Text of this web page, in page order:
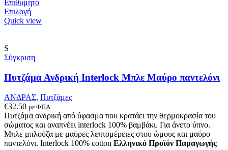
Επιθυμητό
ΕπιλογήΑυτό
το
παραλλαγές.
επιλογές
μπορούν
να
επιλεγούν
στη
σελίδα
του
προϊόντος
Quick view
S
Σύγκριση
Πυτζάμα Ανδρική Interlock Μπλε Μαύρο παντελόνι
ΑΝΔΡΑΣ, Πυτζάμες
€32.50 με ΦΠΑ
Πυτζάμα ανδρική από ύφασμα που κρατάει την θερμοκρασία του
σώματος και αναπνέει interlock 100% βαμβάκι. Για άνετο ύπνο.
Μπλε μπλούζα με μαύρες λεπτομέρειες στου ώμους και μαύρο
παντελόνι. Interlock 100% cotton Ελληνικό Προϊόν Παραγωγής